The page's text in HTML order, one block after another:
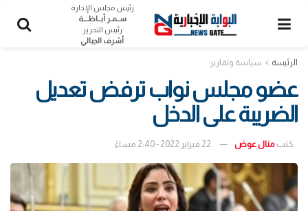
رئيس مجلس الإدارة
ســمـر أبــاظــــة
رئيس التحرير
أشرف الجبالي
الرئيسة سياسة وتقارير
عضو مجلس نواب ترفض تعديل
الضريبة على الدخل
كتب منال عوض 22 فبراير 2022 - 2:40 مساءً